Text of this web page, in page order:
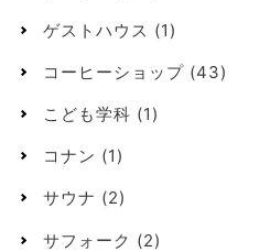
ゲストハウス (1)
コーヒーショップ (43)
こども学科 (1)
コナン (1)
サウナ (2)
サフォーク (2)